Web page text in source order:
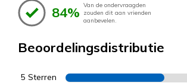
84% Van de ondervraagden
zouden dit aan vrienden
aanbevelen.
Beoordelingsdistributie
5 Sterren